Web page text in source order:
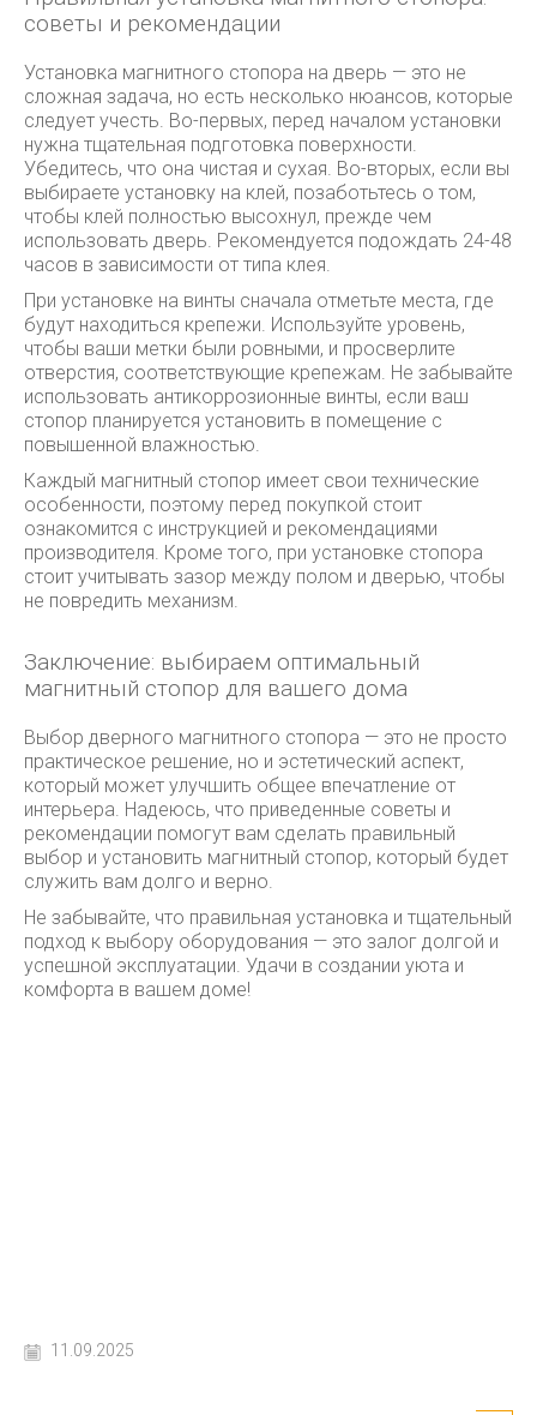
советы и рекомендации
Установка магнитного стопора на дверь — это не
сложная задача, но есть несколько нюансов, которые
следует учесть. Во-первых, перед началом установки
нужна тщательная подготовка поверхности.
Убедитесь, что она чистая и сухая. Во-вторых, если вы
выбираете установку на клей, позаботьтесь о том,
чтобы клей полностью высохнул, прежде чем
использовать дверь. Рекомендуется подождать 24-48
часов в зависимости от типа клея.
При установке на винты сначала отметьте места, где
будут находиться крепежи. Используйте уровень,
чтобы ваши метки были ровными, и просверлите
отверстия, соответствующие крепежам. Не забывайте
использовать антикоррозионные винты, если ваш
стопор планируется установить в помещение с
повышенной влажностью.
Каждый магнитный стопор имеет свои технические
особенности, поэтому перед покупкой стоит
ознакомится с инструкцией и рекомендациями
производителя. Кроме того, при установке стопора
стоит учитывать зазор между полом и дверью, чтобы
не повредить механизм.
Заключение: выбираем оптимальный
магнитный стопор для вашего дома
Выбор дверного магнитного стопора — это не просто
практическое решение, но и эстетический аспект,
который может улучшить общее впечатление от
интерьера. Надеюсь, что приведенные советы и
рекомендации помогут вам сделать правильный
выбор и установить магнитный стопор, который будет
служить вам долго и верно.
Не забывайте, что правильная установка и тщательный
подход к выбору оборудования — это залог долгой и
успешной эксплуатации. Удачи в создании уюта и
комфорта в вашем доме!
11.09.2025